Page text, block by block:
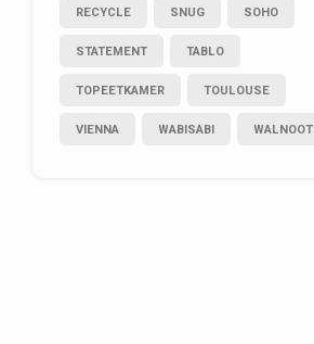
RECYCLE SNUG SOHO
STATEMENT TABLO
TOPEETKAMER TOULOUSE
VIENNA WABISABI WALNOOT